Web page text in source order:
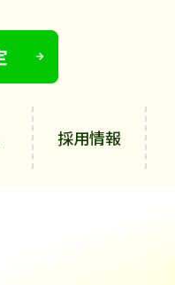
採用情報